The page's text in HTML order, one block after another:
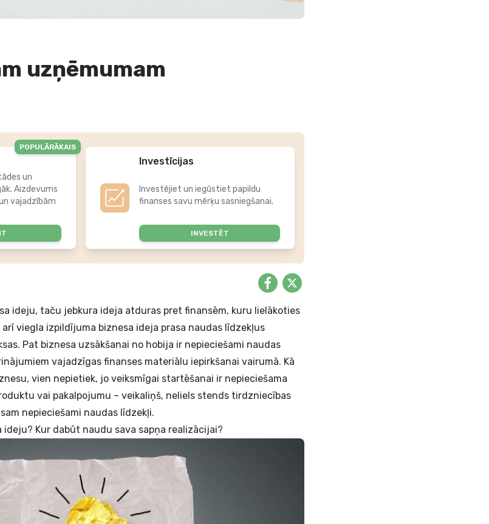
uzņēmumam
un
Aizdevums
vajadzībām
POPULĀRĀKAIS
Investīcijas
Investējiet un iegūstiet papildu
finanses savu mērķu sasniegšanai.
INVESTĒT
ideju, taču jebkura ideja atduras pret finansēm, kuru lielākoties
viegla izpildījuma biznesa ideja prasa naudas līdzekļus
Pat biznesa uzsākšanai no hobija ir nepieciešami naudas
vajadzīgas finanses materiālu iepirkšanai vairumā. Kā
vien nepietiek, jo veiksmīgai startēšanai ir nepieciešama
vai pakalpojumu – veikaliņš, neliels stends tirdzniecības
nepieciešami naudas līdzekļi.
Kur dabūt naudu sava sapņa realizācijai?